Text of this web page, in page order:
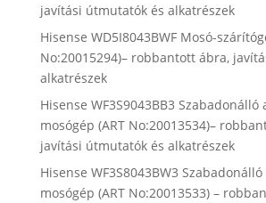
javítási útmutatók és alkatrészek
Hisense WD5I8043BWF Mosó-
No:20015294)– robbantott ábra,
alkatrészek
Hisense WF3S9043BB3 Szabadonálló
mosógép (ART No:20013534)–
javítási útmutatók és alkatrészek
Hisense WF3S8043BW3
mosógép (ART No:20013533) –